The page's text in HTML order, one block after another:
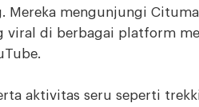
Mereka mengunjungi
viral di berbagai platform
aktivitas seru seperti